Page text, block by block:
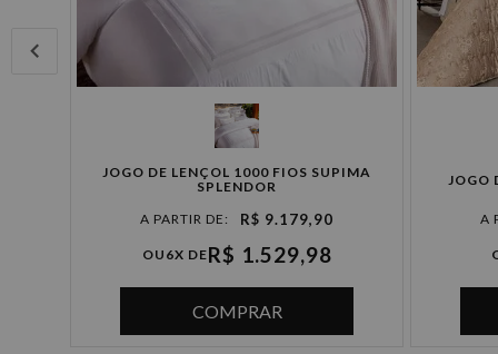
JOGO DE LENÇOL 1000 FIOS SUPIMA
SPLENDOR
R$ 9.179,90
OU 6X DER$ 1.529,98
COMPRAR
JOGO